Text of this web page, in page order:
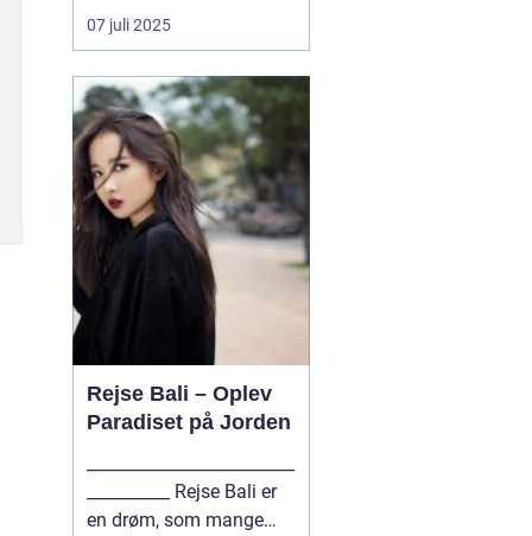
spændende byer på. Og
hvad er en bedre måde
med tog? Med tog kan
du rejse komfortabelt og
hurtigt til byer som
Berlin, Hamburg, Paris,
Amster...
07 juli 2025
Rejse Bali – Oplev
Paradiset på Jorden
en drøm, som mange